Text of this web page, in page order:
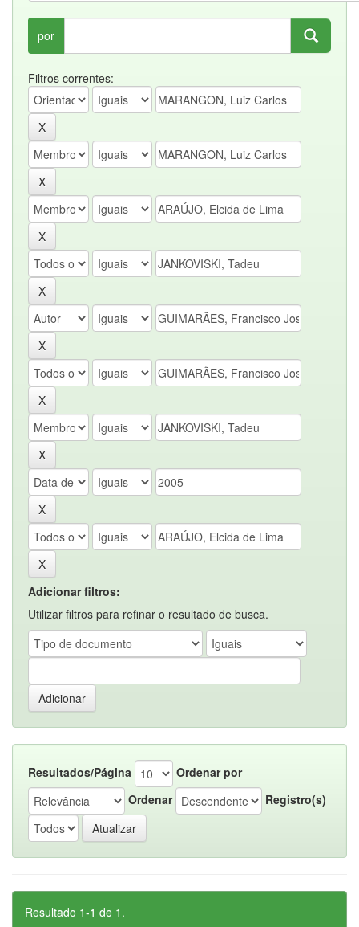
por
Filtros correntes:
Adicionar filtros:
Utilizar filtros para refinar o resultado de busca.
Resultados/Página
Ordenar por
Ordenar
Registro(s)
Resultado 1-1 de 1.